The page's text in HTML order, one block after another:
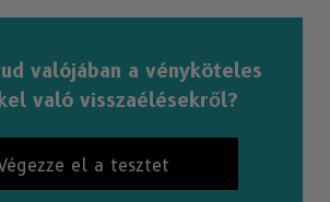
valójában a vényköteles
való visszaélésekről?
el a tesztet